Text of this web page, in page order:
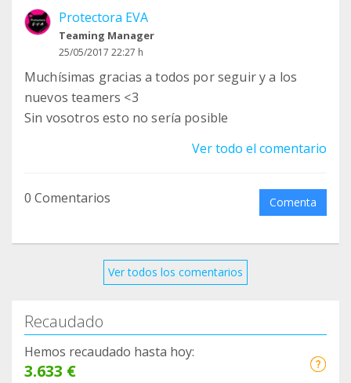
Protectora EVA
Teaming Manager
25/05/2017 22:27 h
Muchísimas gracias a todos por seguir y a los
nuevos teamers <3
Sin vosotros esto no sería posible
Ver todo el comentario
0 Comentarios Comenta
Ver todos los comentarios
Recaudado
Hemos recaudado hasta hoy:
3.633 €